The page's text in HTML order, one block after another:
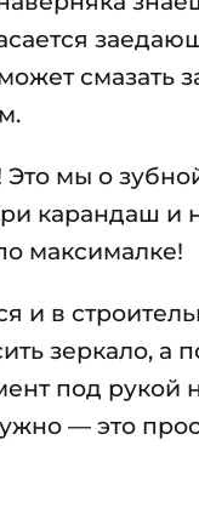
смазать
мы о
карандаш
максималке!
и в
зеркало, а
под рукой
— это